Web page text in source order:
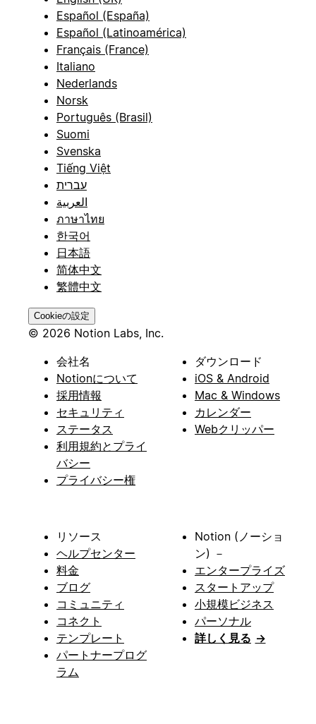
Español (España)
Español (Latinoamérica)
Français (France)
Italiano
Nederlands
Norsk
Português (Brasil)
Suomi
Svenska
Tiếng Việt
עברית
العربية
ภาษาไทย
한국어
日本語
简体中文
繁體中文
Cookieの設定
© 2026 Notion Labs, Inc.
会社名
Notionについて
採用情報
セキュリティ
ステータス
利用規約とプライ
バシー
プライバシー権
ダウンロード
iOS & Android
Mac & Windows
カレンダー
Webクリッパー
リソース
ヘルプセンター
料金
ブログ
コミュニティ
コネクト
テンプレート
パートナープログ
ラム
Notion (ノーショ
ン) －
エンタープライズ
スタートアップ
小規模ビジネス
パーソナル
詳しく見る →